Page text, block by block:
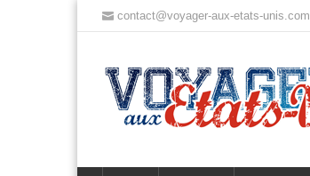
contact@voyager-aux-etats-unis.com